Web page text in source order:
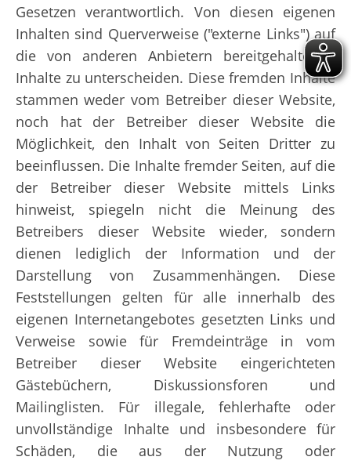
Gesetzen verantwortlich. Von diesen eigenen
Inhalten sind Querverweise ("externe Links") auf
die von anderen Anbietern bereitgehaltenen
Inhalte zu unterscheiden. Diese fremden Inhalte
stammen weder vom Betreiber dieser Website,
noch hat der Betreiber dieser Website die
Möglichkeit, den Inhalt von Seiten Dritter zu
beeinflussen. Die Inhalte fremder Seiten, auf die
der Betreiber dieser Website mittels Links
hinweist, spiegeln nicht die Meinung des
Betreibers dieser Website wieder, sondern
dienen lediglich der Information und der
Darstellung von Zusammenhängen. Diese
Feststellungen gelten für alle innerhalb des
eigenen Internetangebotes gesetzten Links und
Verweise sowie für Fremdeinträge in vom
Betreiber dieser Website eingerichteten
Gästebüchern, Diskussionsforen und
Mailinglisten. Für illegale, fehlerhafte oder
unvollständige Inhalte und insbesondere für
Schäden, die aus der Nutzung oder